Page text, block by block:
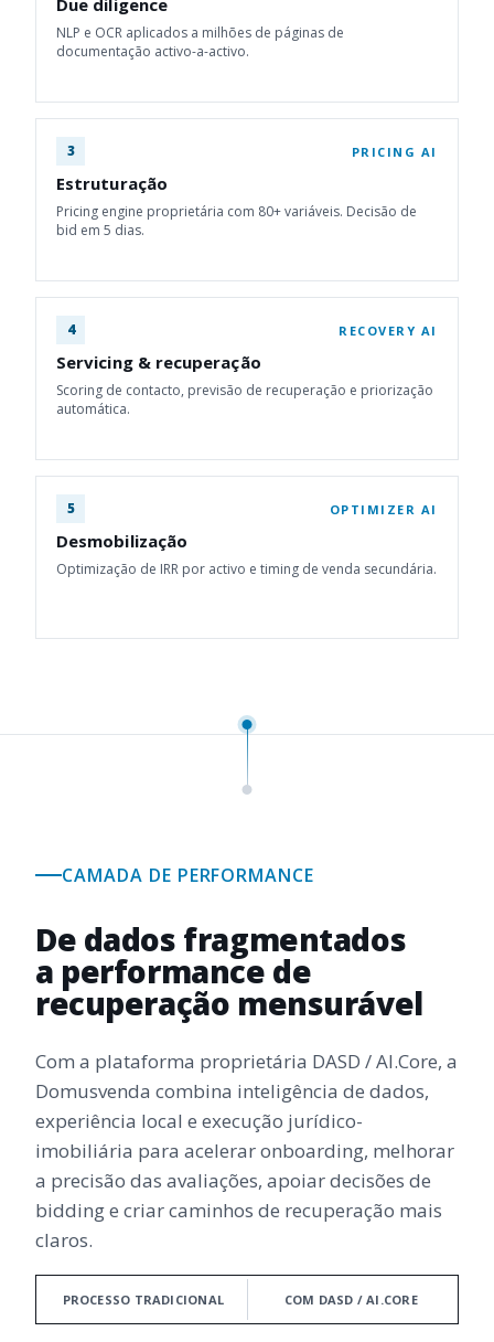
Due diligence
NLP e OCR aplicados a milhões de páginas de
documentação activo-a-activo.
3 PRICING AI
Estruturação
Pricing engine proprietária com 80+ variáveis. Decisão de
bid em 5 dias.
4 RECOVERY AI
Servicing & recuperação
Scoring de contacto, previsão de recuperação e priorização
automática.
5 OPTIMIZER AI
Desmobilização
Optimização de IRR por activo e timing de venda secundária.
CAMADA DE PERFORMANCE
De dados fragmentados
a performance de
recuperação mensurável
Com a plataforma proprietária DASD / AI.Core, a
Domusvenda combina inteligência de dados,
experiência local e execução jurídico-
imobiliária para acelerar onboarding, melhorar
a precisão das avaliações, apoiar decisões de
bidding e criar caminhos de recuperação mais
claros.
PROCESSO TRADICIONAL COM DASD / AI.CORE